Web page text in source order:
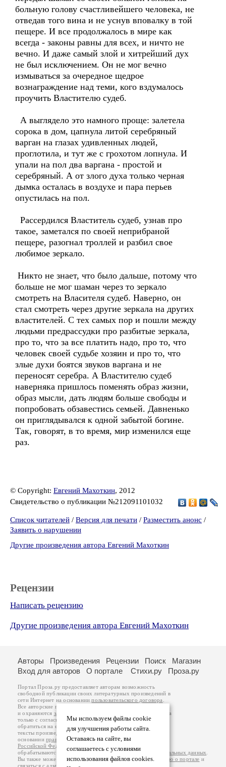
больную голову счастливейшего человека, не
отведав того вина и не уснув вповалку в той
пещере. И все продолжалось в мире как
всегда - законы равны для всех, и ничто не
вечно. И даже самый злой и хитрейший дух
не был исключением. Он не мог вечно
измываться за очередное щедрое
вознаграждение над теми, кого вздумалось
проучить Властителю судеб.
А выглядело это намного проще: залетела
сорока в дом, цапнула литой серебряный
варган на глазах удивленных людей,
проглотила, и тут же с грохотом лопнула. И
упали на пол два варгана - простой и
серебряный. А от злого духа только черная
дымка осталась в воздухе и пара перьев
опустилась на пол.
Рассердился Властитель судеб, узнав про
такое, заметался по своей неприбраной
пещере, разогнал троллей и разбил свое
любимое зеркало.
Никто не знает, что было дальше, потому что
больше не мог шаман через то зеркало
смотреть на Власителя судеб. Наверно, он
стал смотреть через другие зеркала на других
властителей. С тех самых пор и пошли между
людьми предрассудки про разбитые зеркала,
про то, что за все платить надо, про то, что
человек своей судьбе хозяин и про то, что
злые духи боятся звуков варгана и не
переносят серебра. А Властителю судеб
наверняка пришлось поменять образ жизни,
образ мысли, дать людям больше свободы и
попробовать обзавестись семьей. Давненько
он приглядывался к одной забытой богине.
Так, говорят, в то время, мир изменился еще
раз.
© Copyright: Евгений Махоткин, 2012
Свидетельство о публикации №212091101032
Список читателей / Версия для печати / Разместить анонс /
Заявить о нарушении
Другие произведения автора Евгений Махоткин
Рецензии
Написать рецензию
Другие произведения автора Евгений Махоткин
Мы используем файлы cookie
для улучшения работы сайта.
Оставаясь на сайте, вы
соглашаетесь с условиями
использования файлов cookies.
Авторы Произведения Рецензии Поиск
Магазин
Вход для авторов
О портале Стихи.ру Проза.ру
Портал Проза.ру предоставляет авторам возможность
свободной публикации своих литературных произведений в
сети Интернет на основаниипользовательского договора
Все авторские права на произведения принадлежат авторам
и охраняются законом
. Перепечатка произведений возможна
только с согласия его автора, к которому вы можете
обратиться на его авторской странице. Ответственность за
тексты произведений авторы несут самостоятельно на
основанииправил публикацииизаконодательства
Российской Федерации
обрабатываются на основанииПолитики обработки персональных данных
Вы также можете посмотреть более подробнуюинформацию о портале и
связаться с администрацией